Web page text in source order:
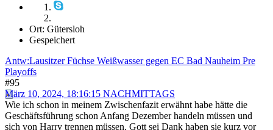
Ort: Gütersloh
Gespeichert
Antw:Lausitzer Füchse Weißwasser gegen EC Bad Nauheim Pre
Playoffs
#95
März 10, 2024, 18:16:15 NACHMITTAGS
Wie ich schon in meinem Zwischenfazit erwähnt habe hätte die
Geschäftsführung schon Anfang Dezember handeln müssen und
sich von Harry trennen müssen. Gott sei Dank haben sie kurz vor